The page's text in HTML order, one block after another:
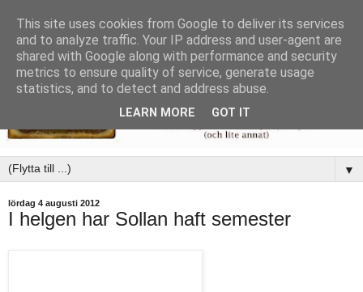
▼
lördag 4 augusti 2012
I helgen har Sollan haft semester
This site uses cookies from Google to deliver its services
and to analyze traffic. Your IP address and user-agent are
shared with Google along with performance and security
metrics to ensure quality of service, generate usage
statistics, and to detect and address abuse.
LEARN MORE GOT IT